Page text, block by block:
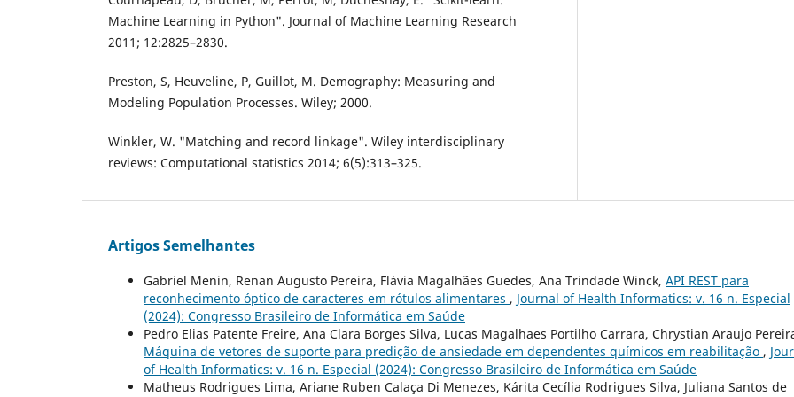
Machine Learning in Python". Journal of Machine Learning Research
2011; 12:2825–2830.
Preston, S, Heuveline, P, Guillot, M. Demography: Measuring and
Modeling Population Processes. Wiley; 2000.
Winkler, W. "Matching and record linkage". Wiley interdisciplinary
reviews: Computational statistics 2014; 6(5):313–325.
Artigos Semelhantes
Gabriel Menin, Renan Augusto Pereira, Flávia Magalhães Guedes, Ana Trindade Winck, API REST para
reconhecimento óptico de caracteres em rótulos alimentares , Journal of Health Informatics: v. 16 n. Especial
(2024): Congresso Brasileiro de Informática em Saúde
Pedro Elias Patente Freire, Ana Clara Borges Silva, Lucas Magalhaes Portilho Carrara, Chrystian Araujo
Máquina de vetores de suporte para predição de ansiedade em dependentes químicos em reabilitação ,
of Health Informatics: v. 16 n. Especial (2024): Congresso Brasileiro de Informática em Saúde
Matheus Rodrigues Lima, Ariane Ruben Calaça Di Menezes, Kárita Cecília Rodrigues Silva, Juliana Santos de